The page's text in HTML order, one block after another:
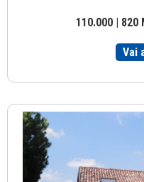
110.000 | 820
Vai